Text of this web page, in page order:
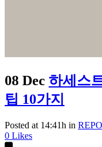
08 Dec 하세스
팁 10가지
Posted at 14:41h in
0 Likes